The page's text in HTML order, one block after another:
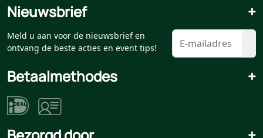
Nieuwsbrief +
Meld u aan voor de nieuwsbrief en
ontvang de beste acties en event tips!
Betaalmethodes +